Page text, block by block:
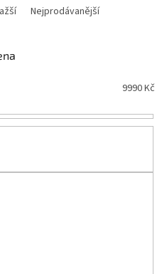
Nejprodávanější
9990Kč